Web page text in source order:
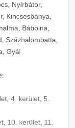
Nyírbátor,
Kincsesbánya,
Bábolna,
Százhalombatta,
Gyál
4. kerület 5.
, 10. kerület, 11.